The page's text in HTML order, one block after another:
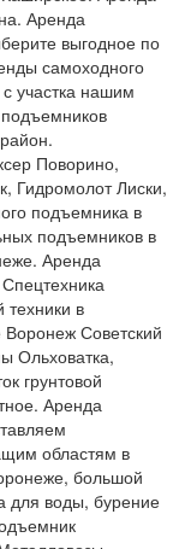
Аренда
выгодное по
самоходного
участка нашим
Поворино,
Гидромолот Лиски,
подъемника в
подъемников в
Аренда
техники в
Советский
Ольховатка,
грунтовой
Аренда
областям в
большой
для воды, бурение